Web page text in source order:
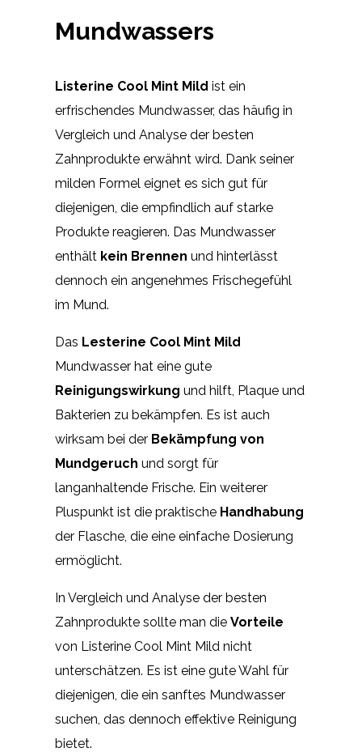
Mundwassers
Listerine Cool Mint Mild ist ein
erfrischendes Mundwasser, das häufig in
Vergleich und Analyse der besten
Zahnprodukte erwähnt wird. Dank seiner
milden Formel eignet es sich gut für
diejenigen, die empfindlich auf starke
Produkte reagieren. Das Mundwasser
enthält kein Brennen und hinterlässt
dennoch ein angenehmes Frischegefühl
im Mund.
Das Lesterine Cool Mint Mild
Mundwasser hat eine gute
Reinigungswirkung und hilft, Plaque und
Bakterien zu bekämpfen. Es ist auch
wirksam bei der Bekämpfung von
Mundgeruch und sorgt für
langanhaltende Frische. Ein weiterer
Pluspunkt ist die praktische Handhabung
der Flasche, die eine einfache Dosierung
ermöglicht.
In Vergleich und Analyse der besten
Zahnprodukte sollte man die Vorteile
von Listerine Cool Mint Mild nicht
unterschätzen. Es ist eine gute Wahl für
diejenigen, die ein sanftes Mundwasser
suchen, das dennoch effektive Reinigung
bietet.